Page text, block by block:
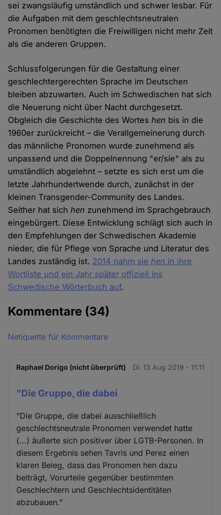
sei zwangsläufig umständlich und schwer lesbar. Für
die Aufgaben mit dem geschlechtsneutralen
Pronomen benötigten die Freiwilligen nicht mehr Zeit
als die anderen Gruppen.
Schlussfolgerungen für die Gestaltung einer
geschlechtergerechten Sprache im Deutschen
bleiben abzuwarten. Auch im Schwedischen hat sich
die Neuerung nicht über Nacht durchgesetzt.
Obgleich die Geschichte des Worteshen bis in die
1960er zurückreicht – die Verallgemeinerung durch
das männliche Pronomen wurde zunehmend als
unpassend und die Doppelnennung "er/sie" als zu
umständlich abgelehnt – setzte es sich erst um die
letzte Jahrhundertwende durch, zunächst in der
kleinen Transgender-Community des Landes.
Seither hat sichhen zunehmend im Sprachgebrauch
eingebürgert. Diese Entwicklung schlägt sich auch in
den Empfehlungen der Schwedischen Akademie
nieder, die für Pflege von Sprache und Literatur des
Landes zuständig ist. 2014 nahm siehen in ihre
Wortliste und ein Jahr später offiziell ins
Schwedische Wörterbuch auf.
Kommentare (34)
Netiquette für Kommentare
Raphael Dorigo (nicht überprüft) Di. 13 Aug 2019 - 11:11
"Die Gruppe, die dabei
"Die Gruppe, die dabei ausschließlich
geschlechtsneutrale Pronomen verwendet hatte
(...) äußerte sich positiver über LGTB-Personen. In
diesem Ergebnis sehen Tavris und Perez einen
klaren Beleg, dass das Pronomen hen dazu
beiträgt, Vorurteile gegenüber bestimmten
Geschlechtern und Geschlechtsidentitäten
abzubauen."